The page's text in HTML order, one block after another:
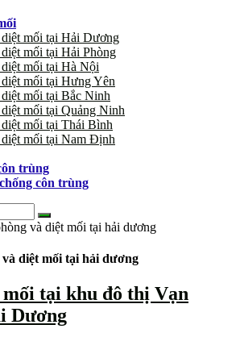
mối tại Hải Dương
mối tại Hải Phòng
mối tại Hà Nội
mối tại Hưng Yên
mối tại Bắc Ninh
mối tại Quảng Ninh
mối tại Thái Bình
diệt mối tại Nam Định
trùng
côn trùng
và diệt mối tại hải dương
diệt mối tại hải dương
mối tại khu đô thị Vạn
Dương